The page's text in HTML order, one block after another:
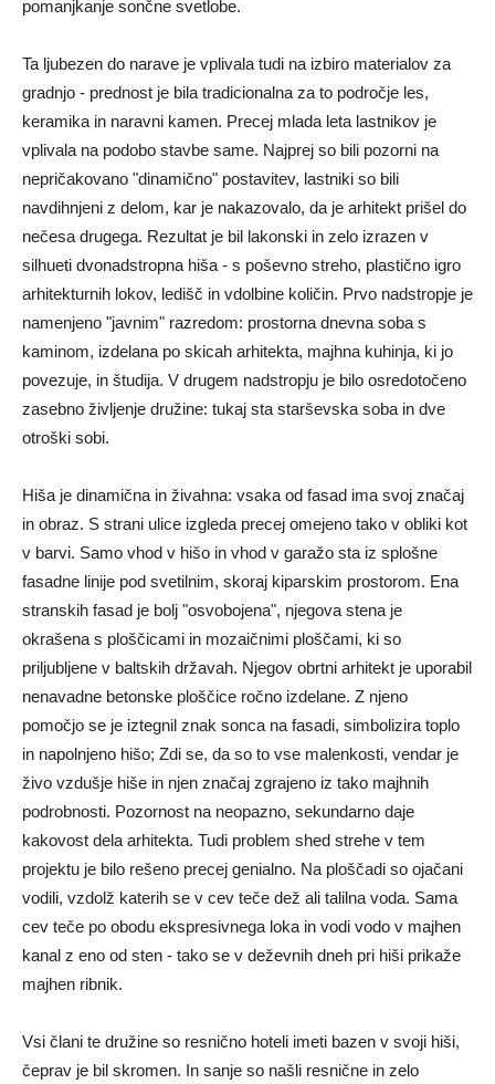
pomanjkanje sončne svetlobe.
Ta ljubezen do narave je vplivala tudi na izbiro materialov za
gradnjo - prednost je bila tradicionalna za to področje les,
keramika in naravni kamen. Precej mlada leta lastnikov je
vplivala na podobo stavbe same. Najprej so bili pozorni na
nepričakovano "dinamično" postavitev, lastniki so bili
navdihnjeni z delom, kar je nakazovalo, da je arhitekt prišel do
nečesa drugega. Rezultat je bil lakonski in zelo izrazen v
silhueti dvonadstropna hiša - s poševno streho, plastično igro
arhitekturnih lokov, ledišč in vdolbine količin. Prvo nadstropje je
namenjeno "javnim" razredom: prostorna dnevna soba s
kaminom, izdelana po skicah arhitekta, majhna kuhinja, ki jo
povezuje, in študija. V drugem nadstropju je bilo osredotočeno
zasebno življenje družine: tukaj sta starševska soba in dve
otroški sobi.
Hiša je dinamična in živahna: vsaka od fasad ima svoj značaj
in obraz. S strani ulice izgleda precej omejeno tako v obliki kot
v barvi. Samo vhod v hišo in vhod v garažo sta iz splošne
fasadne linije pod svetilnim, skoraj kiparskim prostorom. Ena
stranskih fasad je bolj "osvobojena", njegova stena je
okrašena s ploščicami in mozaičnimi ploščami, ki so
priljubljene v baltskih državah. Njegov obrtni arhitekt je uporabil
nenavadne betonske ploščice ročno izdelane. Z njeno
pomočjo se je iztegnil znak sonca na fasadi, simbolizira toplo
in napolnjeno hišo; Zdi se, da so to vse malenkosti, vendar je
živo vzdušje hiše in njen značaj zgrajeno iz tako majhnih
podrobnosti. Pozornost na neopazno, sekundarno daje
kakovost dela arhitekta. Tudi problem shed strehe v tem
projektu je bilo rešeno precej genialno. Na ploščadi so ojačani
vodili, vzdolž katerih se v cev teče dež ali talilna voda. Sama
cev teče po obodu ekspresivnega loka in vodi vodo v majhen
kanal z eno od sten - tako se v deževnih dneh pri hiši prikaže
majhen ribnik.
Vsi člani te družine so resnično hoteli imeti bazen v svoji hiši,
čeprav je bil skromen. In sanje so našli resnične in zelo